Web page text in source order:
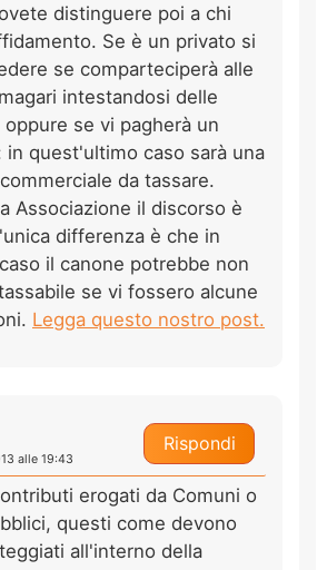
distinguere poi a chi
Se è un privato si
se comparteciperà alle
intestandosi delle
se vi pagherà un
in quest'ultimo caso sarà una
da tassare.
Associazione il discorso è
differenza è che in
il canone potrebbe non
se vi fossero alcune
Legga questo nostro post.
Rispondi
alle 19:43
erogati da Comuni o
questi come devono
all'interno della